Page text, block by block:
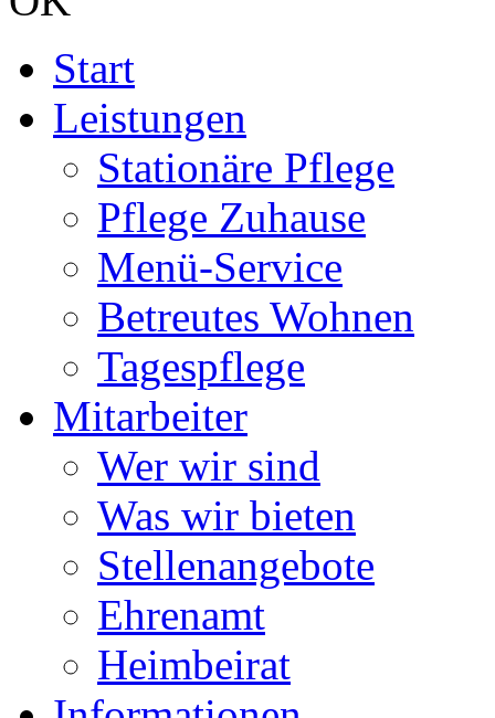
Start
Leistungen
Stationäre Pflege
Pflege Zuhause
Menü-Service
Betreutes Wohnen
Tagespflege
Mitarbeiter
Wer wir sind
Was wir bieten
Stellenangebote
Ehrenamt
Heimbeirat